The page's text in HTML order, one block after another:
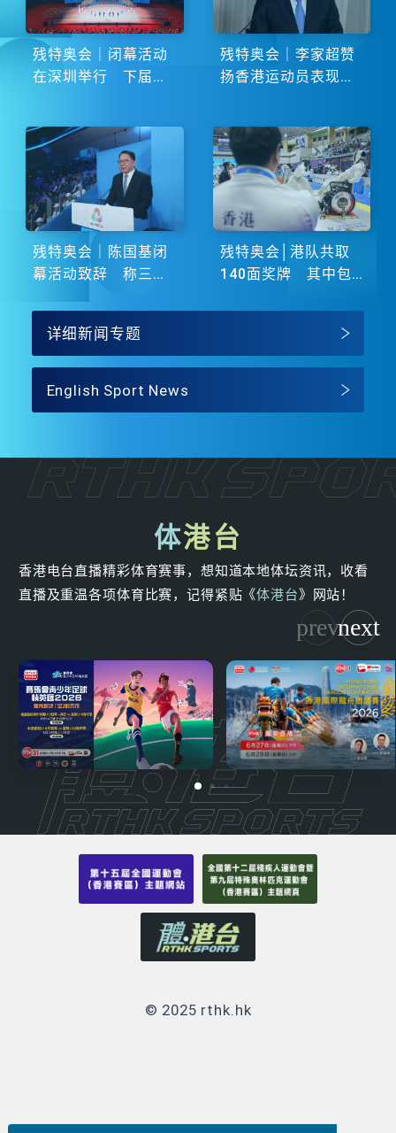
残特奥会｜闭幕活动
在深圳举行 下届由
残特奥会｜李家超赞
扬香港运动员表现卓
残特奥会｜陈国基闭
幕活动致辞 称三地
残特奥会│港队共取
140面奖牌 其中包
详细新闻专题
English Sport News
体港台
香港电台直播精彩体育赛事，想知道本地体坛资讯，收看
直播及重温各项体育比赛，记得紧贴《体港台》网站！
© 2025 rthk.hk